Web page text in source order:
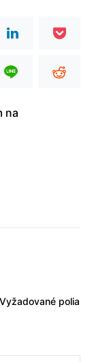
na
Vyžadované polia